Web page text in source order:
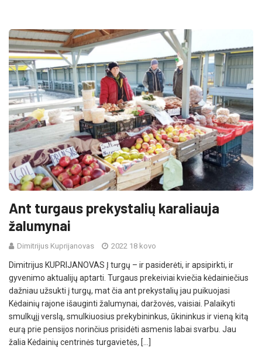
Ant turgaus prekystalių karaliauja
žalumynai
Dimitrijus Kuprijanovas 2022 18 kovo
Dimitrijus KUPRIJANOVAS Į turgų – ir pasiderėti, ir apsipirkti, ir
gyvenimo aktualijų aptarti. Turgaus prekeiviai kviečia kėdainiečius
dažniau užsukti į turgų, mat čia ant prekystalių jau puikuojasi
Kėdainių rajone išauginti žalumynai, daržovės, vaisiai. Palaikyti
smulkųjį verslą, smulkiuosius prekybininkus, ūkininkus ir vieną kitą
eurą prie pensijos norinčius prisidėti asmenis labai svarbu. Jau
žalia Kėdainių centrinės turgavietės, […]